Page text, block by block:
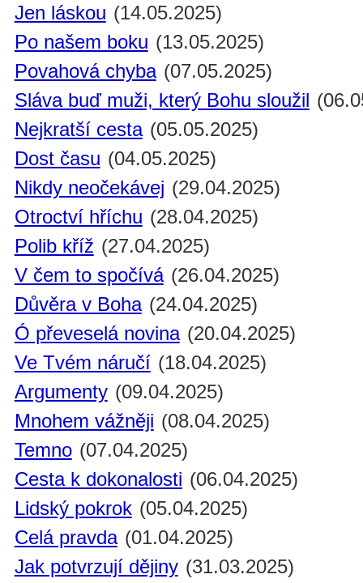
Jen láskou (14.05.2025)
Po našem boku (13.05.2025)
Povahová chyba (07.05.2025)
Sláva buď muži, který Bohu sloužil
Nejkratší cesta (05.05.2025)
Dost času (04.05.2025)
Nikdy neočekávej (29.04.2025)
Otroctví hříchu (28.04.2025)
Polib kříž (27.04.2025)
V čem to spočívá (26.04.2025)
Důvěra v Boha (24.04.2025)
Ó převeselá novina (20.04.2025)
Ve Tvém náručí (18.04.2025)
Argumenty (09.04.2025)
Mnohem vážněji (08.04.2025)
Temno (07.04.2025)
Cesta k dokonalosti (06.04.2025)
Lidský pokrok (05.04.2025)
Celá pravda (01.04.2025)
Jak potvrzují dějiny (31.03.2025)